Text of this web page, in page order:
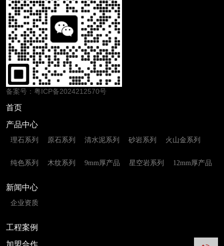
备案号： 粤ICP备2024212570号
首页
产品中心
理石系列 原石系列 清水泥系列 砂岩系列 火山金系列
纯色系列 木纹系列 9mm厚产品 星空岩系列 12mm厚产品
新闻中心
企业资质
工程案例
加盟合作